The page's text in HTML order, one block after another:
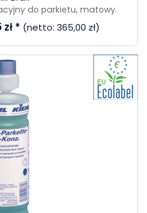
do parkietu, matowy.
* (netto: 365,00 zł)